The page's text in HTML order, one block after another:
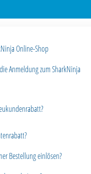
Online-Shop
Anmeldung zum SharkNinja
Bestellung einlösen?